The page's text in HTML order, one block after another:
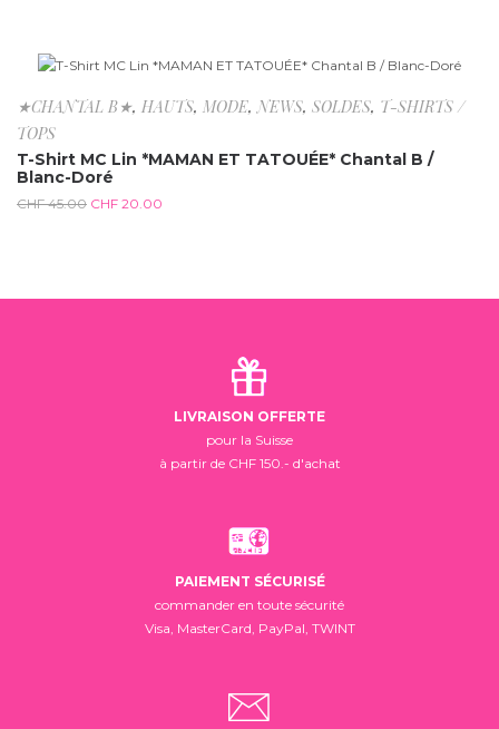
-55.6%
★CHANTAL B★, HAUTS, MODE, NEWS, SOLDES, T-SHIRTS /
TOPS
T-Shirt MC Lin *MAMAN ET TATOUÉE* Chantal B /
Blanc-Doré
CHF45.00 CHF 20.00
LIVRAISON OFFERTE
pour la Suisse
à partir de CHF 150.- d'achat
PAIEMENT SÉCURISÉ
commander en toute sécurité
Visa, MasterCard, PayPal, TWINT